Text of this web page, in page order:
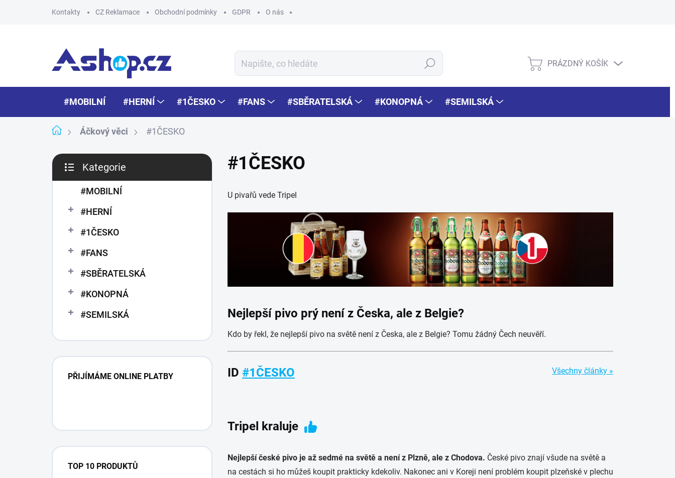
Kontakty CZ Reklamace Obchodní podmínky GDPR O nás
Hledat
NÁKUPNÍ
PRÁZDNÝ KOŠÍK
#MOBILNÍ #HERNÍ #1ČESKO #FANS #SBĚRATELSKÁ #KONOPNÁ #SEMILSKÁ
DomůÁčkový věci #1ČESKO
P
s
Přeskočit
kategorie
Kategorie
#MOBILNÍ
#HERNÍ
#1ČESKO
#FANS
#SBĚRATELSKÁ
#KONOPNÁ
#SEMILSKÁ
PŘIJÍMÁME ONLINE PLATBY
TOP 10 PRODUKTŮ
#1ČESKO
U pivařů vede Tripel
Nejlepší pivo prý není z Česka, ale z Belgie?
Kdo by řekl, že nejlepší pivo na světě není z Česka, ale z Belgie? Tomu žádný Čech neuvěří.
ID #1ČESKO Všechny články »
Tripel kraluje
Nejlepší české pivo je až sedmé na světě a není z Plzně, ale z Chodova. České pivo znají všude na světě a
na cestách si ho můžeš koupit prakticky kdekoliv. Nakonec ani v Koreji není problém koupit plzeňské v plechu